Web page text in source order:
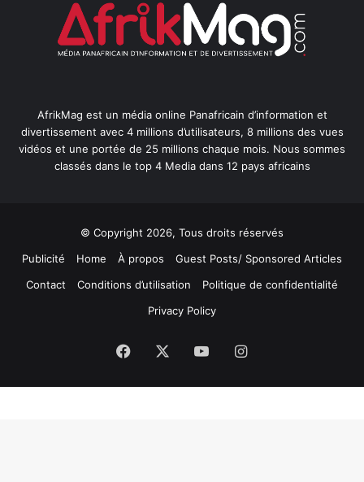
AfrikMag est un média online Panafricain d’information et
divertissement avec 4 millions d’utilisateurs, 8 millions des vues
vidéos et une portée de 25 millions chaque mois. Nous sommes
classés dans le top 4 Media dans 12 pays africains
© Copyright 2026, Tous droits réservés
Publicité
Home À propos
Guest Posts/ Sponsored Articles
Contact
Conditions d’utilisation
Politique de confidentialité
Privacy Policy
Facebook YouTubeInstagram